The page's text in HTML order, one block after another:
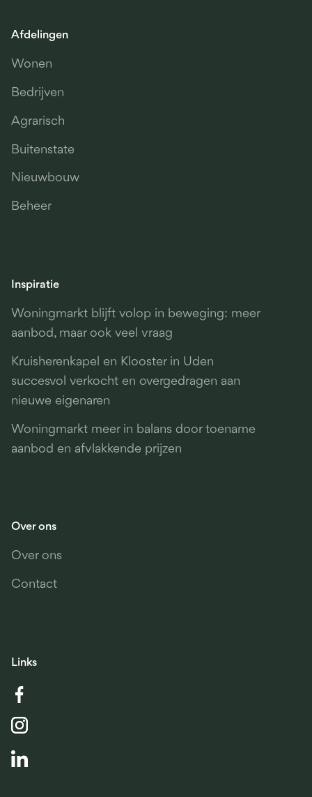
Afdelingen
Wonen
Bedrijven
Agrarisch
Buitenstate
Nieuwbouw
Beheer
Inspiratie
Woningmarkt blijft volop in beweging: meer
aanbod, maar ook veel vraag
Kruisherenkapel en Klooster in Uden
succesvol verkocht en overgedragen aan
nieuwe eigenaren
Woningmarkt meer in balans door toename
aanbod en afvlakkende prijzen
Over ons
Over ons
Contact
Links